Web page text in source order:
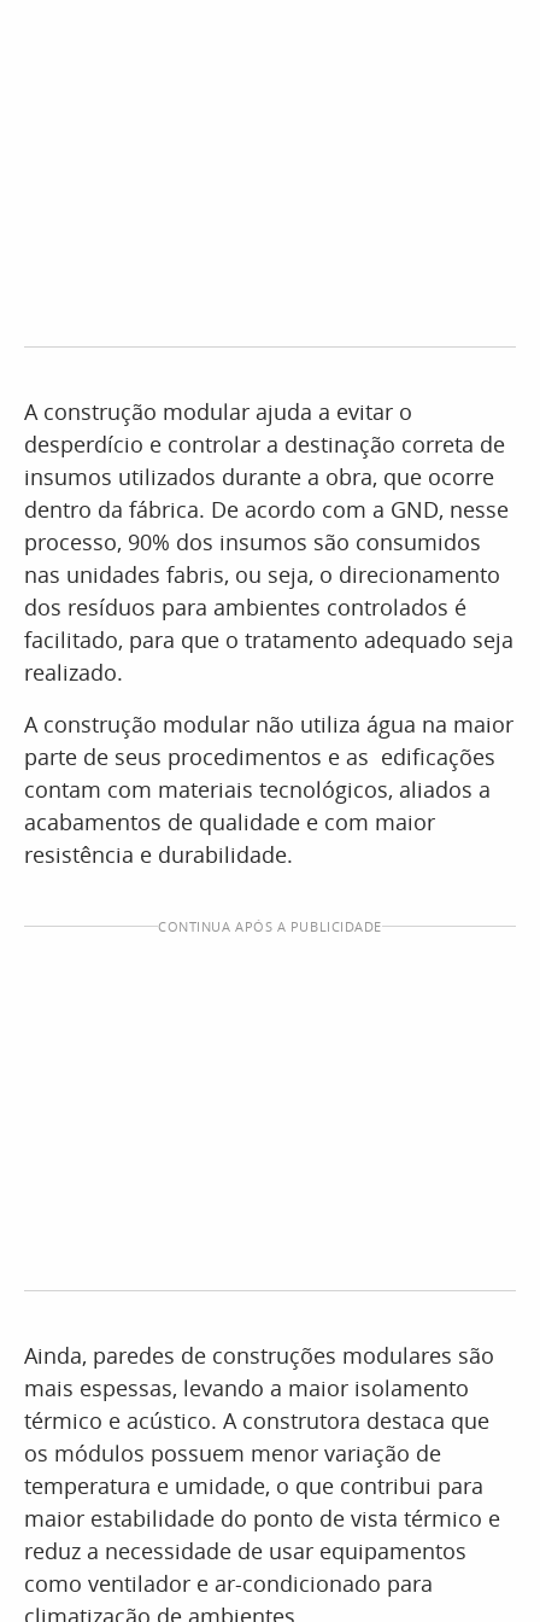
A construção modular ajuda a evitar o
desperdício e controlar a destinação correta de
insumos utilizados durante a obra, que ocorre
dentro da fábrica. De acordo com a GND, nesse
processo, 90% dos insumos são consumidos
nas unidades fabris, ou seja, o direcionamento
dos resíduos para ambientes controlados é
facilitado, para que o tratamento adequado seja
realizado.
A construção modular não utiliza água na maior
parte de seus procedimentos e as edificações
contam com materiais tecnológicos, aliados a
acabamentos de qualidade e com maior
resistência e durabilidade.
CONTINUA APÓS A PUBLICIDADE
Ainda, paredes de construções modulares são
mais espessas, levando a maior isolamento
térmico e acústico. A construtora destaca que
os módulos possuem menor variação de
temperatura e umidade, o que contribui para
maior estabilidade do ponto de vista térmico e
reduz a necessidade de usar equipamentos
como ventilador e ar-condicionado para
climatização de ambientes.